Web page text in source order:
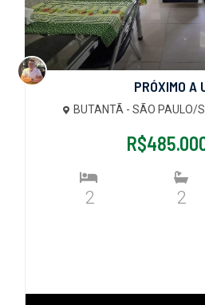
PRÓXIMO A
BUTANTÃ - SÃO PAULO/
2 2